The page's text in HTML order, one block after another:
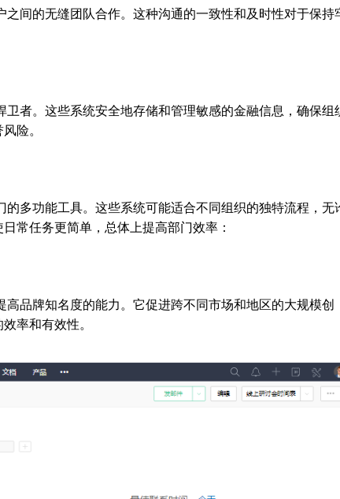
间的无缝团队合作。这种沟通的一致性和及时性对于保持
者。这些系统安全地存储和管理敏感的金融信息，确保组
险。
多功能工具。这些系统可能适合不同组织的独特流程，无
常任务更简单，总体上提高部门效率：
品牌知名度的能力。它促进跨不同市场和地区的大规模创
率和有效性。